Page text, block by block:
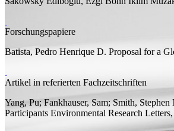
Forschungspapiere
Batista, Pedro Henrique D. Proposal for a
Artikel in referierten Fachzeitschriften
Yang, Pu; Fankhauser, Sam; Smith,
Participants Environmental Research